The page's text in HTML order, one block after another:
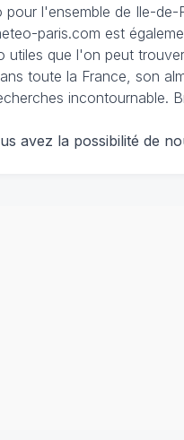
l'ensemble de Ile-
paris.com est
utiles que l'on peut
toute la France, son
incontournable.
avez la possibilité de